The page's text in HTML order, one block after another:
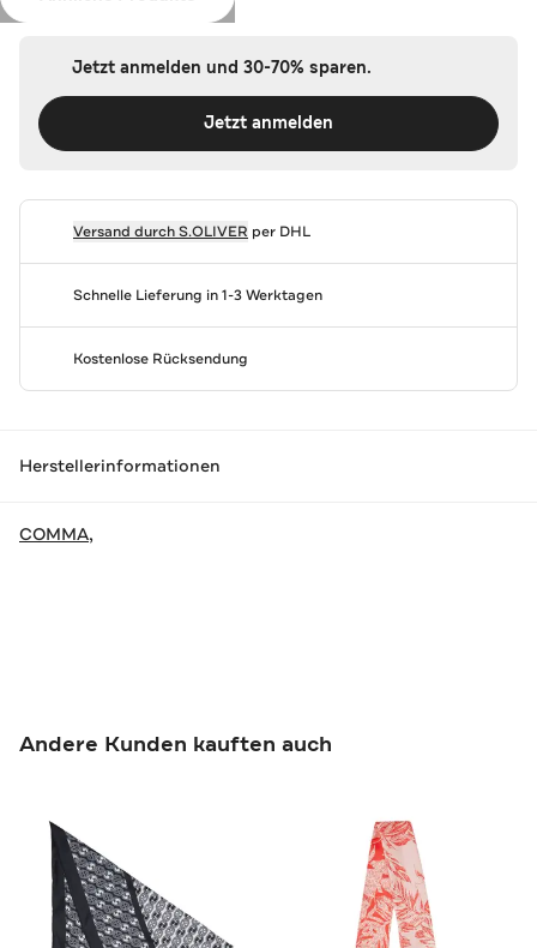
Jetzt anmelden und 30-70% sparen.
Jetzt anmelden
Versand durchS.OLIVER per DHL
Schnelle Lieferung in 1-3 Werktagen
Kostenlose Rücksendung
Herstellerinformationen
COMMA,
Andere Kunden kauften auch